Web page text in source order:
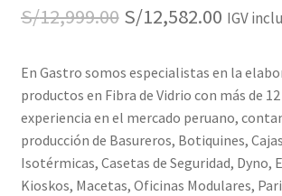
S/12,999.00 El
original
era:
S/12,999.00.
S/12,582.00El
actual
es:
S/
IGV
En Gastro somos especialistas en la
productos en Fibra de Vidrio con más de
experiencia en el mercado peruano,
producción de Basureros, Botiquines,
Isotérmicas, Casetas de Seguridad, Dyno,
Kioskos, Macetas, Oficinas Modulares,